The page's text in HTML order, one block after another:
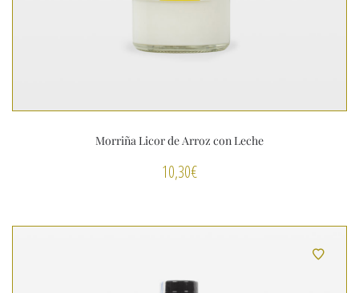
Morriña Licor de Arroz con Leche
10,30€